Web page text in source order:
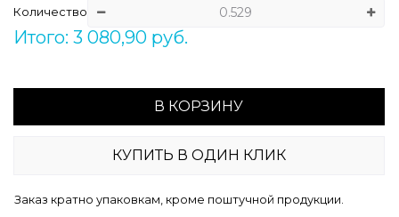
Количество
Итого: 3 080,90 руб.
В КОРЗИНУ
КУПИТЬ В ОДИН КЛИК
Заказ кратно упаковкам, кроме поштучной продукции.